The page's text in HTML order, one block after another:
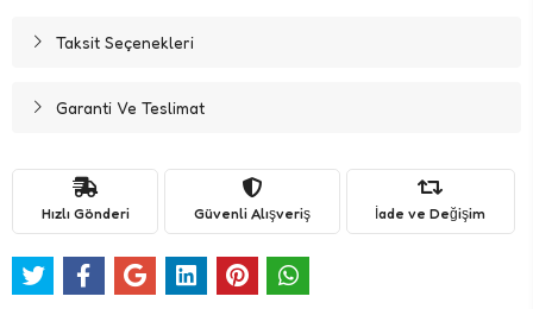
Taksit Seçenekleri
Garanti Ve Teslimat
Hızlı Gönderi Güvenli Alışveriş İade ve Değişim